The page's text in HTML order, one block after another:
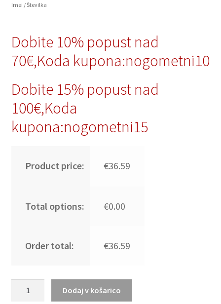
Imei / Številka
Dobite 10% popust nad
70€,Koda kupona:nogometni10
Dobite 15% popust nad
100€,Koda
kupona:nogometni15
Product price: €36.59
Total options: €0.00
Order total: €36.59
Dodaj v košarico